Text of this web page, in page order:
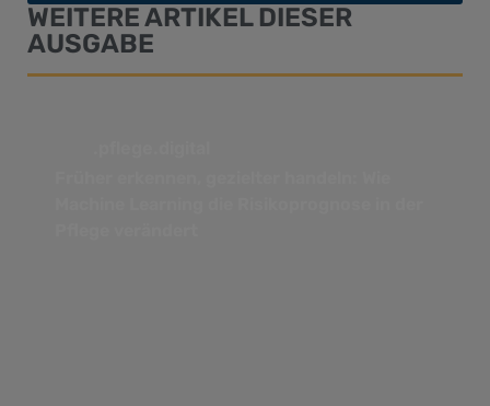
WEITERE ARTIKEL DIESER
AUSGABE